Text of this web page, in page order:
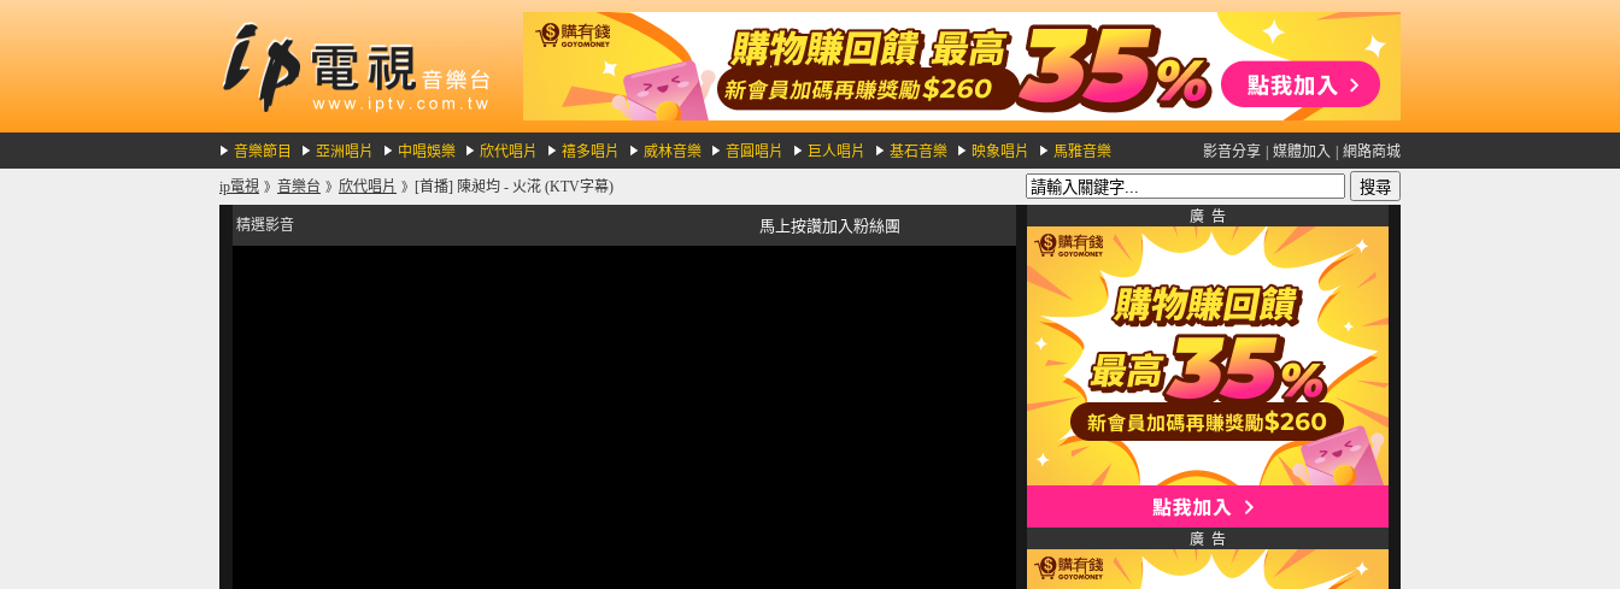
音樂節目 亞洲唱片 中唱娛樂 欣代唱片 禧多唱片 威林音樂 音圓唱片 巨人唱片 基石音樂 映象唱片 馬雅音樂 影音分享 媒體加入 網路商城
ip電視 》 音樂台 》 欣代唱片 》 [首播] 陳昶均 - 火㳸 (KTV字幕)
精選影音 馬上按讚加入粉絲團 廣 告
廣 告